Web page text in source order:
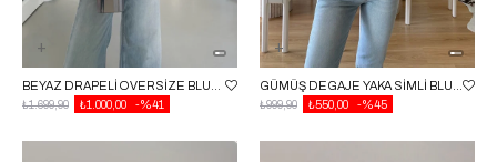
%41
₺1.000,00
₺1.699,90
%45
₺550,00
₺999,90